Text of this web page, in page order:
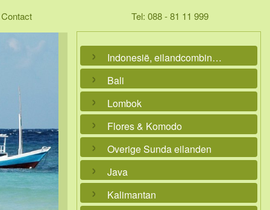
Contact Tel: 088 - 81 11 999
Indonesië, eilandcombinaties
Bali
Lombok
Flores & Komodo
Overige Sunda eilanden
Java
Kalimantan